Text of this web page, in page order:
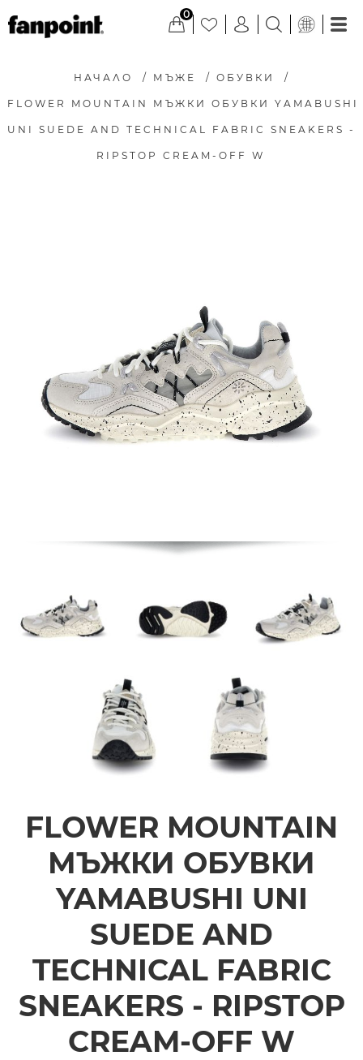
0
НАЧАЛО / МЪЖЕ / ОБУВКИ /
FLOWER MOUNTAIN МЪЖКИ ОБУВКИ YAMABUSHI
UNI SUEDE AND TECHNICAL FABRIC SNEAKERS -
RIPSTOP CREAM-OFF W
FLOWER MOUNTAIN
МЪЖКИ ОБУВКИ
YAMABUSHI UNI
SUEDE AND
TECHNICAL FABRIC
SNEAKERS - RIPSTOP
CREAM-OFF W